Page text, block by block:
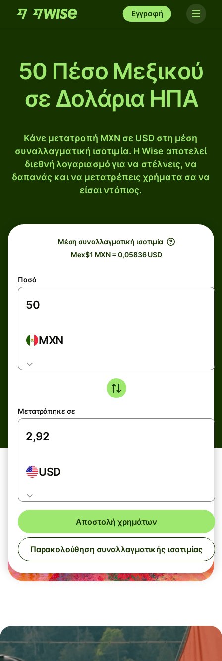
Εγγραφή
50 Πέσο Μεξικού
σε Δολάρια ΗΠΑ
Κάνε μετατροπή MXN σε USD στη μέση
συναλλαγματική ισοτιμία. Η Wise αποτελεί
διεθνή λογαριασμό για να στέλνεις, να
δαπανάς και να μετατρέπεις χρήματα σα να
είσαι ντόπιος.
Μέση συναλλαγματική ισοτιμία
Mex$1 MXN = 0,05836 USD
Ποσό
MXN
Μετατράπηκε σε
USD
Αποστολή χρημάτων
Παρακολούθηση συναλλαγματικής ισοτιμίας